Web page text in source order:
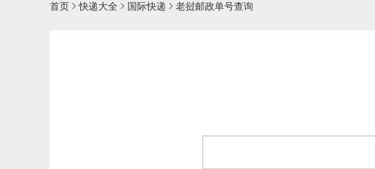
首页 快递大全  国际快递  老挝邮政单号查询